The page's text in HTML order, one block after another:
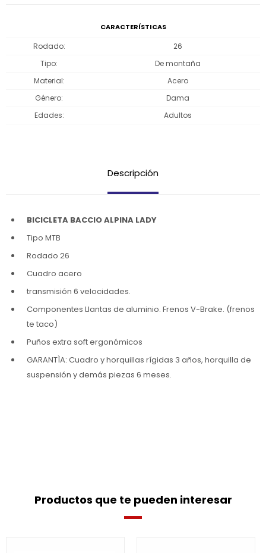
CARACTERÍSTICAS
Rodado
26
Tipo
De montaña
Material
Acero
Género
Dama
Edades
Adultos
Descripción
BICICLETA BACCIO ALPINA LADY
Tipo MTB
Rodado 26
Cuadro acero
transmisión 6 velocidades.
Componentes Llantas de aluminio. Frenos V-Brake. (frenos
te taco)
Puños extra soft ergonómicos
GARANTÌA: Cuadro y horquillas rígidas 3 años, horquilla de
suspensión y demás piezas 6 meses.
Productos que te pueden interesar